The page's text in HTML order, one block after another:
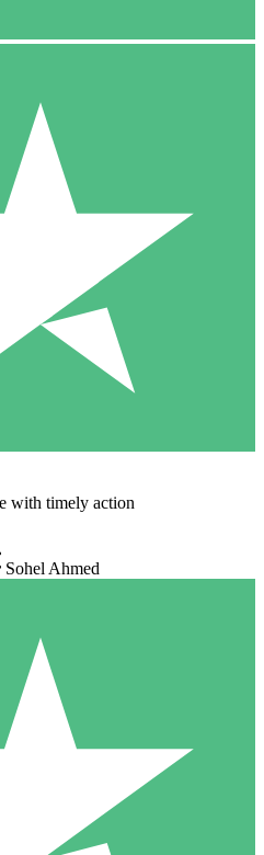
with timely action
Sohel Ahmed